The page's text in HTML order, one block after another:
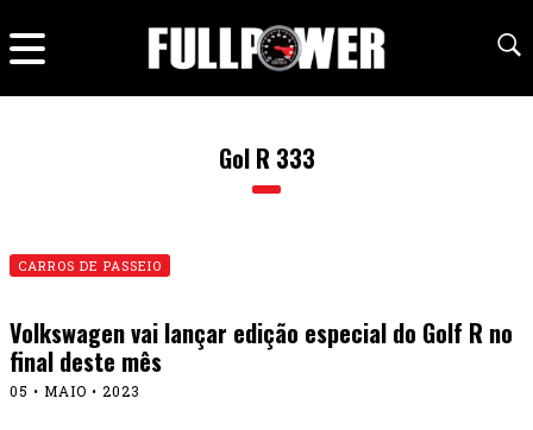
Gol R 333
CARROS DE PASSEIO
Volkswagen vai lançar edição especial do Golf R no
final deste mês
05 • MAIO • 2023